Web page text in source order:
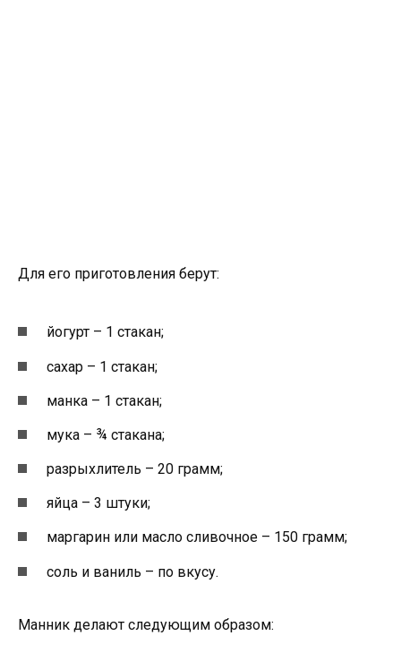
Для его приготовления берут:
йогурт – 1 стакан;
сахар – 1 стакан;
манка – 1 стакан;
мука – ¾ стакана;
разрыхлитель – 20 грамм;
яйца – 3 штуки;
маргарин или масло сливочное – 150 грамм;
соль и ваниль – по вкусу.
Манник делают следующим образом: